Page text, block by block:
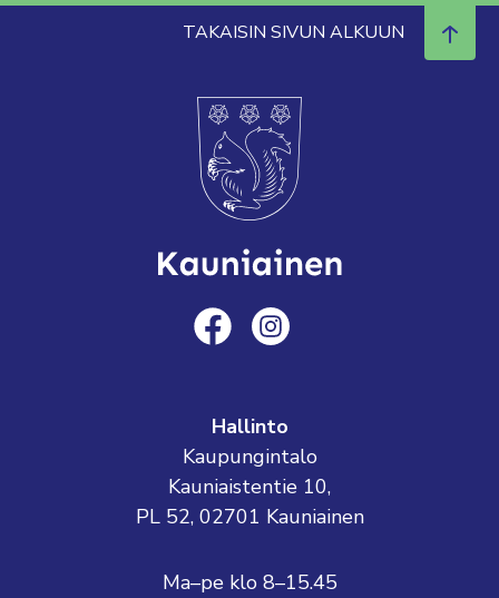
TAKAISIN SIVUN ALKUUN
Hallinto
Kaupungintalo
Kauniaistentie 10,
PL 52, 02701 Kauniainen
Ma–pe klo 8–15.45